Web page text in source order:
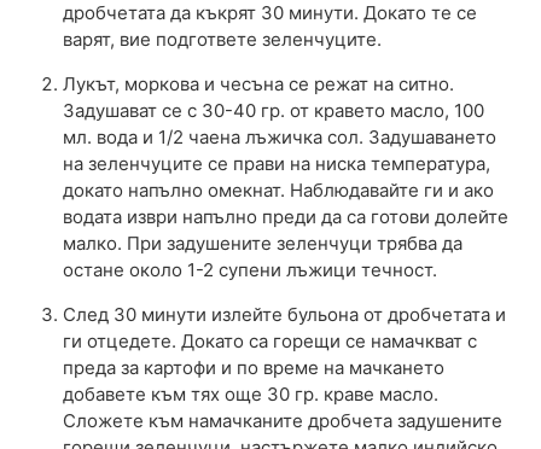
дробчетата да къкрят 30 минути. Докато те се
варят, вие подгответе зеленчуците.
Лукът, моркова и чесъна се режат на ситно.
Задушават се с 30-40 гр. от кравето масло, 100
мл. вода и 1/2 чаена лъжичка сол. Задушаването
на зеленчуците се прави на ниска температура,
докато напълно омекнат. Наблюдавайте ги и ако
водата изври напълно преди да са готови долейте
малко. При задушените зеленчуци трябва да
остане около 1-2 супени лъжици течност.
След 30 минути излейте бульона от дробчетата и
ги отцедете. Докато са горещи се намачкват с
преда за картофи и по време на мачкането
добавете към тях още 30 гр. краве масло.
Сложете към намачканите дробчета задушените